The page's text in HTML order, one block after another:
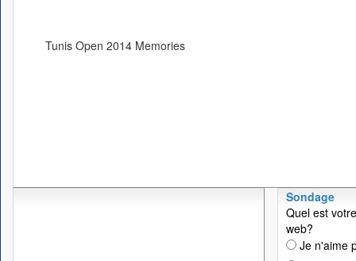
Tunis Open 2014 Memories
Sondage
Quel est
web?
Je n'aime